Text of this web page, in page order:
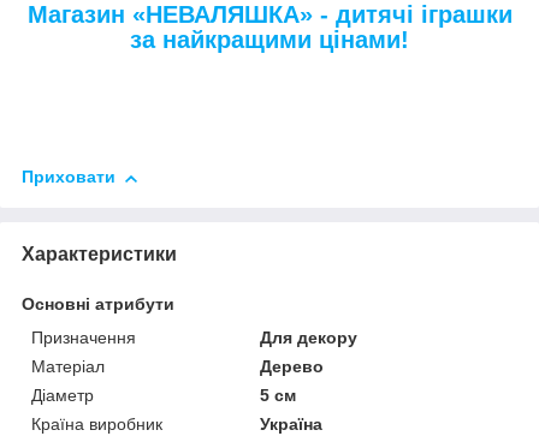
Магазин «НЕВАЛЯШКА» - дитячі іграшки
за найкращими цінами!
Приховати
Характеристики
Основні атрибути
Призначення
Для декору
Матеріал
Дерево
Діаметр
5 см
Країна виробник
Україна